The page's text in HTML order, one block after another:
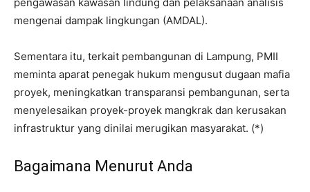
pengawasan kawasan lindung dan pelaksanaan analisis
mengenai dampak lingkungan (AMDAL).
Sementara itu, terkait pembangunan di Lampung, PMII
meminta aparat penegak hukum mengusut dugaan mafia
proyek, meningkatkan transparansi pembangunan, serta
menyelesaikan proyek-proyek mangkrak dan kerusakan
infrastruktur yang dinilai merugikan masyarakat. (*)
Bagaimana Menurut Anda